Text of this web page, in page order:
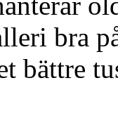
bra
bättre